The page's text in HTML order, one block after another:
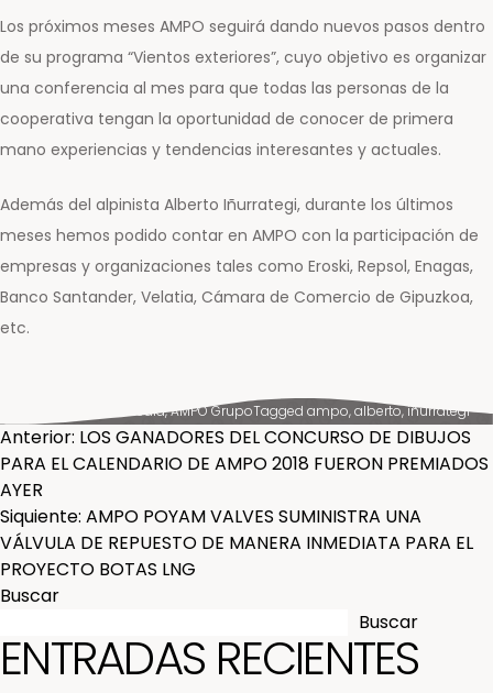
Los próximos meses AMPO seguirá dando nuevos pasos dentro
de su programa “Vientos exteriores”, cuyo objetivo es organizar
una conferencia al mes para que todas las personas de la
cooperativa tengan la oportunidad de conocer de primera
mano experiencias y tendencias interesantes y actuales.
Además del alpinista Alberto Iñurrategi, durante los últimos
meses hemos podido contar en AMPO con la participación de
empresas y organizaciones tales como Eroski, Repsol, Enagas,
Banco Santander, Velatia, Cámara de Comercio de Gipuzkoa,
etc.
News & Media,AMPO GrupoTagged ampo,alberto,iñurrategi
NAVEGACIÓN
DE
ENTRADAS
Anterior: LOS GANADORES DEL CONCURSO DE DIBUJOS
PARA EL CALENDARIO DE AMPO 2018 FUERON PREMIADOS
AYER
Siquiente: AMPO POYAM VALVES SUMINISTRA UNA
VÁLVULA DE REPUESTO DE MANERA INMEDIATA PARA EL
PROYECTO BOTAS LNG
Buscar
Buscar
ENTRADAS RECIENTES